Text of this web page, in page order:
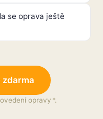
se oprava ještě
zdarma
opravy *.